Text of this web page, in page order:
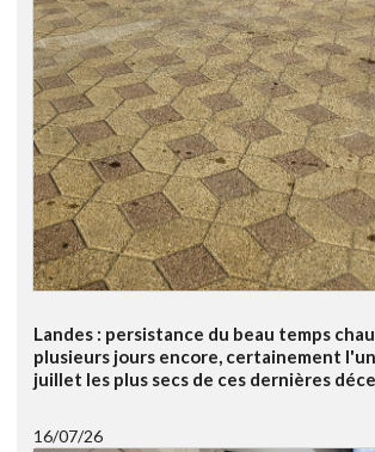
Landes : persistance du beau temps
plusieurs jours encore, certainement
juillet les plus secs de ces dernières
16/07/26